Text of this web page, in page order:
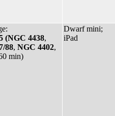
(NGC 4438,
88, NGC 4402,
min)
Dwarf mini;
iPad